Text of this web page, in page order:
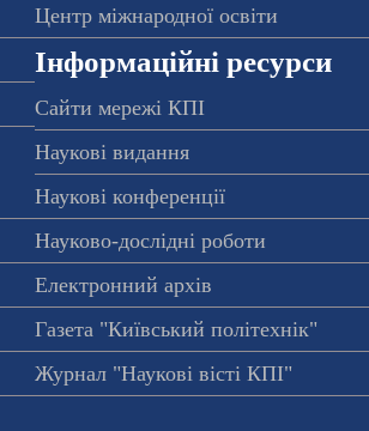
Центр міжнародної освіти
Інформаційні ресурси
Сайти мережі КПІ
Наукові видання
Наукові конференції
Науково-дослідні роботи
Електронний архів
Газета "Київський політехнік"
Журнал "Наукові вісті КПІ"